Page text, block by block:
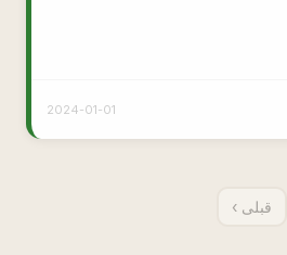
2024-01-01
‹ قبلی